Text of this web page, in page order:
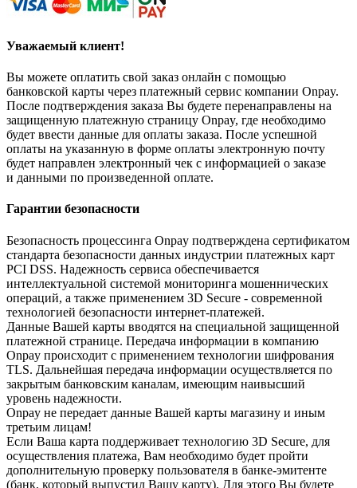
Уважаемый клиент!
Вы можете оплатить свой заказ онлайн с помощью
банковской карты через платежный сервис компании Onpay.
После подтверждения заказа Вы будете перенаправлены на
защищенную платежную страницу Onpay, где необходимо
будет ввести данные для оплаты заказа. После успешной
оплаты на указанную в форме оплаты электронную почту
будет направлен электронный чек с информацией о заказе
и данными по произведенной оплате.
Гарантии безопасности
Безопасность процессинга Onpay подтверждена сертификатом
стандарта безопасности данных индустрии платежных карт
PCI DSS. Надежность сервиса обеспечивается
интеллектуальной системой мониторинга мошеннических
операций, а также применением 3D Secure - современной
технологией безопасности интернет-платежей.
Данные Вашей карты вводятся на специальной защищенной
платежной странице. Передача информации в компанию
Onpay происходит с применением технологии шифрования
TLS. Дальнейшая передача информации осуществляется по
закрытым банковским каналам, имеющим наивысший
уровень надежности.
Onpay не передает данные Вашей карты магазину и иным
третьим лицам!
Если Ваша карта поддерживает технологию 3D Secure, для
осуществления платежа, Вам необходимо будет пройти
дополнительную проверку пользователя в банке-эмитенте
(банк, который выпустил Вашу карту). Для этого Вы будете